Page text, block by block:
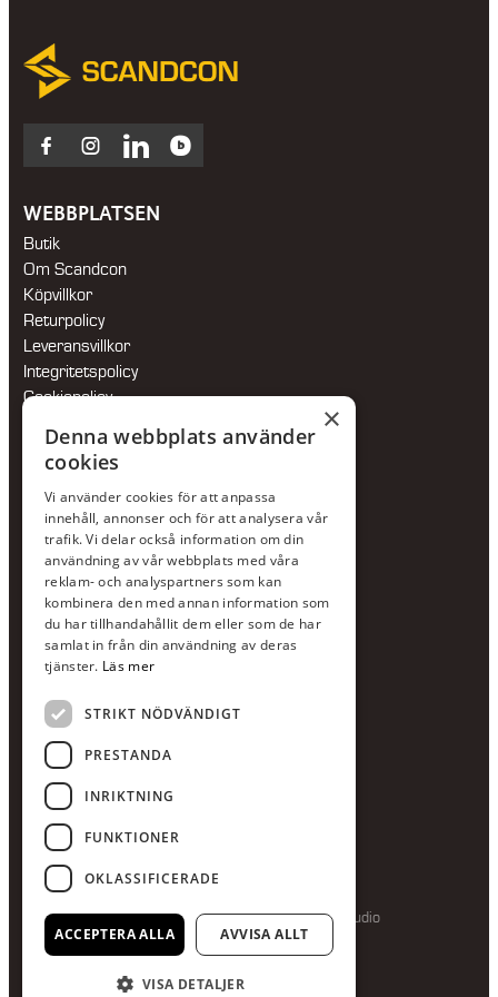
Facebook
Instagram
LinkedInBlocket
WEBBPLATSEN
Butik
Om Scandcon
Köpvillkor
Returpolicy
Leveransvillkor
Integritetspolicy
Cookiepolicy
Jour:073-36 88 87 0
Växel:020-120 29 00
E-post:info@scandcon.se
BESÖKSADRESS
Backagårdsgatan 9
511 57 Kinna
UPPGIFTER
Orgnummer
559375-8161
Swishnummer
123-615 05 28
Producerad av Gota Media Brand Studio
×
Denna webbplats använder
cookies
Vi använder cookies för att anpassa
innehåll, annonser och för att analysera vår
trafik. Vi delar också information om din
användning av vår webbplats med våra
reklam- och analyspartners som kan
kombinera den med annan information som
du har tillhandahållit dem eller som de har
samlat in från din användning av deras
tjänster. Läs mer
STRIKT NÖDVÄNDIGT
PRESTANDA
INRIKTNING
FUNKTIONER
OKLASSIFICERADE
ACCEPTERA ALLA AVVISA ALLT
VISA DETALJER